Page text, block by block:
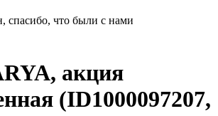
спасибо, что были с нами
акция
(ID1000097207,